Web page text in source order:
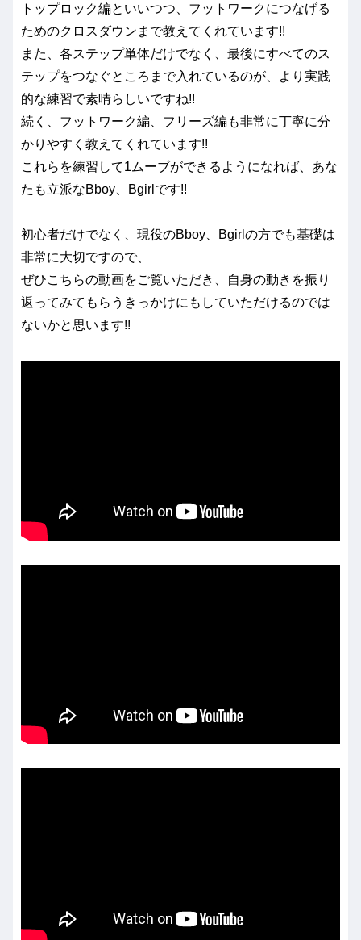
トップロック編といいつつ、フットワークにつなげる
ためのクロスダウンまで教えてくれています!!
また、各ステップ単体だけでなく、最後にすべてのス
テップをつなぐところまで入れているのが、より実践
的な練習で素晴らしいですね!!
続く、フットワーク編、フリーズ編も非常に丁寧に分
かりやすく教えてくれています!!
これらを練習して1ムーブができるようになれば、あな
たも立派なBboy、Bgirlです!!
初心者だけでなく、現役のBboy、Bgirlの方でも基礎は
非常に大切ですので、
ぜひこちらの動画をご覧いただき、自身の動きを振り
返ってみてもらうきっかけにもしていただけるのでは
ないかと思います!!